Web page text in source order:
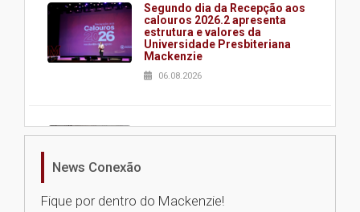
Segundo dia da Recepção aos
calouros 2026.2 apresenta
estrutura e valores da
Universidade Presbiteriana
Mackenzie
06.08.2026
Nova apresentação do Centro
News Conexão
Fique por dentro do Mackenzie!